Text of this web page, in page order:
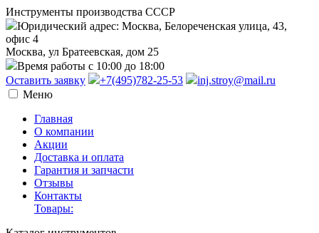
Инструменты производства СССР
Юридический адрес: Москва, Белореченская улица, 43,
офис 4
Москва, ул Братеевская, дом 25
Время работы с 10:00 до 18:00
Оставить заявку
+7(495)782-25-53
inj.stroy@mail.ru
Меню
Главная
О компании
Акции
Доставка и оплата
Гарантия и запчасти
Отзывы
Контакты
Товары: